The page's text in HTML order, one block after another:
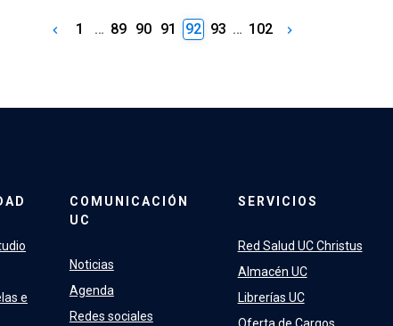
keyboard_arrow_left 1 … 89 90 91 92 93 … 102 keyboard_arrow_right
e
COMUNICACIÓN
UC
Noticias
Agenda
Redes sociales
SERVICIOS
Red Salud UC Christus
Almacén UC
Librerías UC